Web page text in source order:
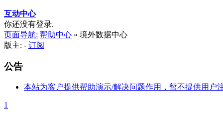
互动中心
你还没有登录.
页面导航: 帮助中心 » 境外数据中心
版主: - 订阅
公告
本站为客户提供帮助演示/解决问题作用，暂不提供用户
1